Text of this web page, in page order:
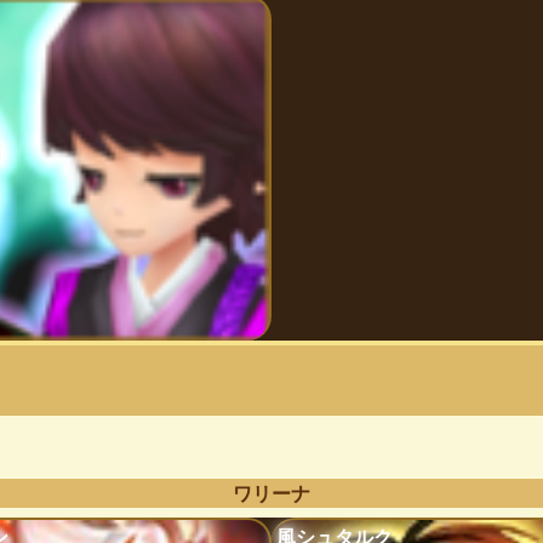
ワリーナ
風シュタルク